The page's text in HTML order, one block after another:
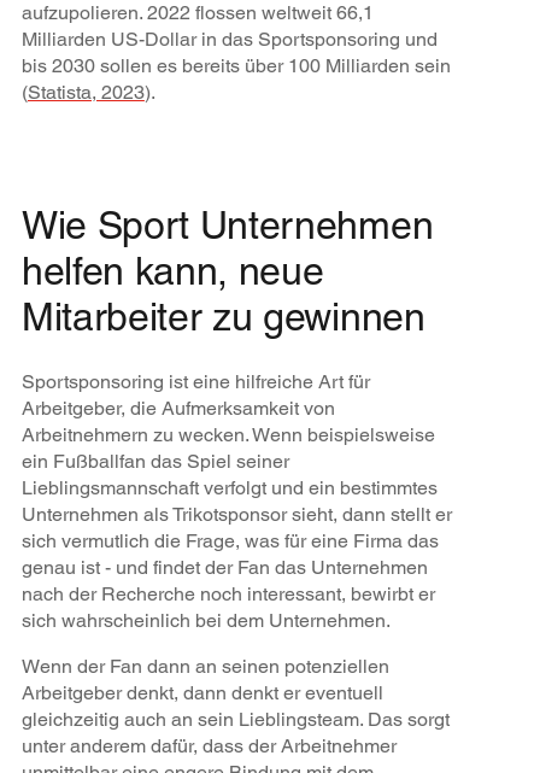
aufzupolieren. 2022 flossen weltweit 66,1
Milliarden US-Dollar in das Sportsponsoring und
bis 2030 sollen es bereits über 100 Milliarden sein
(Statista, 2023).
Wie Sport Unternehmen
helfen kann, neue
Mitarbeiter zu gewinnen
Sportsponsoring ist eine hilfreiche Art für
Arbeitgeber, die Aufmerksamkeit von
Arbeitnehmern zu wecken. Wenn beispielsweise
ein Fußballfan das Spiel seiner
Lieblingsmannschaft verfolgt und ein bestimmtes
Unternehmen als Trikotsponsor sieht, dann stellt er
sich vermutlich die Frage, was für eine Firma das
genau ist - und findet der Fan das Unternehmen
nach der Recherche noch interessant, bewirbt er
sich wahrscheinlich bei dem Unternehmen.
Wenn der Fan dann an seinen potenziellen
Arbeitgeber denkt, dann denkt er eventuell
gleichzeitig auch an sein Lieblingsteam. Das sorgt
unter anderem dafür, dass der Arbeitnehmer